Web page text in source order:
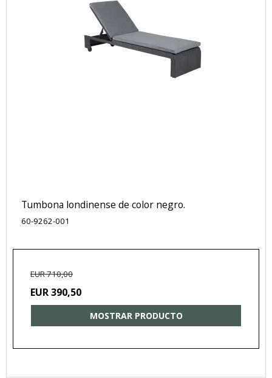
Tumbona londinense de color negro.
60-9262-001
EUR 710,00
EUR 390,50
MOSTRAR PRODUCTO